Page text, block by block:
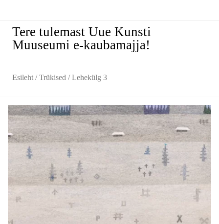
Tere tulemast Uue Kunsti
Muuseumi e-kaubamajja!
Esileht /Trükised / Lehekülg 3